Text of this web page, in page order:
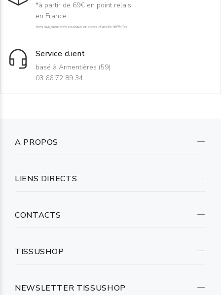
*à partir de 69€ en point relais
en France
hors suppléments rouleaux et zones d'accès difficiles
Service client
basé à Armentières (59)
03 66 72 89 34
NEWSLETTER TISSUSHOP
A PROPOS
LIENS DIRECTS
CONTACTS
TISSUSHOP